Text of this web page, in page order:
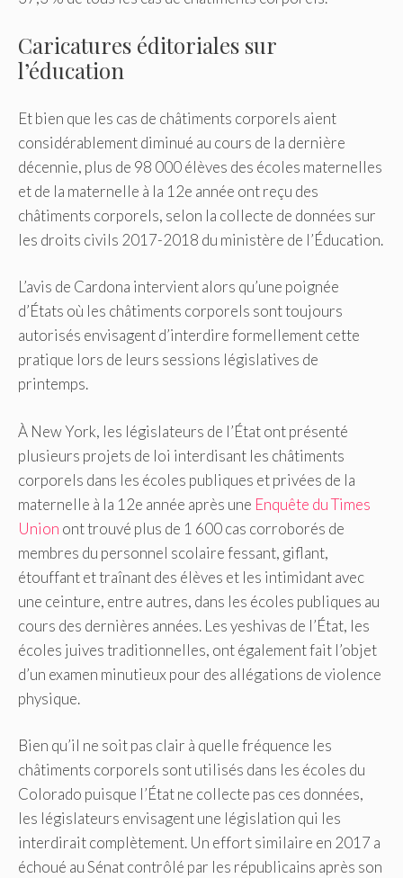
Caricatures éditoriales sur
l’éducation
Et bien que les cas de châtiments corporels aient
considérablement diminué au cours de la dernière
décennie, plus de 98 000 élèves des écoles maternelles
et de la maternelle à la 12e année ont reçu des
châtiments corporels, selon la collecte de données sur
les droits civils 2017-2018 du ministère de l’Éducation.
L’avis de Cardona intervient alors qu’une poignée
d’États où les châtiments corporels sont toujours
autorisés envisagent d’interdire formellement cette
pratique lors de leurs sessions législatives de
printemps.
À New York, les législateurs de l’État ont présenté
plusieurs projets de loi interdisant les châtiments
corporels dans les écoles publiques et privées de la
maternelle à la 12e année après une Enquête du Times
Union ont trouvé plus de 1 600 cas corroborés de
membres du personnel scolaire fessant, giflant,
étouffant et traînant des élèves et les intimidant avec
une ceinture, entre autres, dans les écoles publiques au
cours des dernières années. Les yeshivas de l’État, les
écoles juives traditionnelles, ont également fait l’objet
d’un examen minutieux pour des allégations de violence
physique.
Bien qu’il ne soit pas clair à quelle fréquence les
châtiments corporels sont utilisés dans les écoles du
Colorado puisque l’État ne collecte pas ces données,
les législateurs envisagent une législation qui les
interdirait complètement. Un effort similaire en 2017 a
échoué au Sénat contrôlé par les républicains après son